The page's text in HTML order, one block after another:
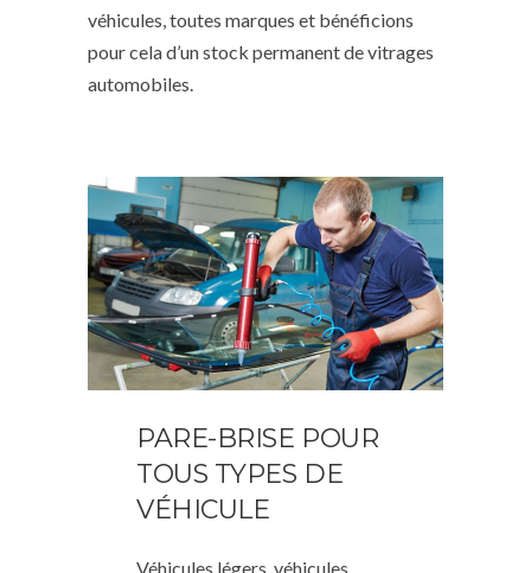
véhicules, toutes marques et bénéficions
pour cela d’un stock permanent de vitrages
automobiles.
PARE-BRISE POUR
TOUS TYPES DE
VÉHICULE
Véhicules légers, véhicules